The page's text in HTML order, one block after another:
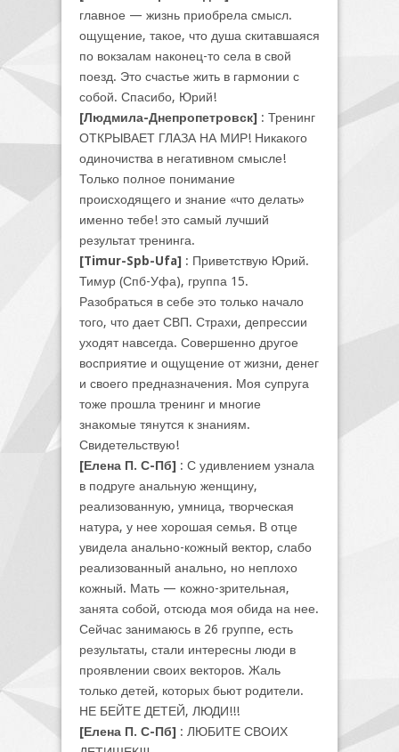
главное — жизнь приобрела смысл.
ощущение, такое, что душа скитавшаяся
по вокзалам наконец-то села в свой
поезд. Это счастье жить в гармонии с
собой. Спасибо, Юрий!
[Людмила-Днепропетровск] : Тренинг
ОТКРЫВАЕТ ГЛАЗА НА МИР! Никакого
одиночиства в негативном смысле!
Только полное понимание
происходящего и знание «что делать»
именно тебе! это самый лучший
результат тренинга.
[Timur-Spb-Ufa] : Приветствую Юрий.
Тимур (Спб-Уфа), группа 15.
Разобраться в себе это только начало
того, что дает СВП. Страхи, депрессии
уходят навсегда. Совершенно другое
восприятие и ощущение от жизни, денег
и своего предназначения. Моя супруга
тоже прошла тренинг и многие
знакомые тянутся к знаниям.
Свидетельствую!
[Елена П. С-Пб] : С удивлением узнала
в подруге анальную женщину,
реализованную, умница, творческая
натура, у нее хорошая семья. В отце
увидела анально-кожный вектор, слабо
реализованный анально, но неплохо
кожный. Мать — кожно-зрительная,
занята собой, отсюда моя обида на нее.
Сейчас занимаюсь в 26 группе, есть
результаты, стали интересны люди в
проявлении своих векторов. Жаль
только детей, которых бьют родители.
НЕ БЕЙТЕ ДЕТЕЙ, ЛЮДИ!!!
[Елена П. С-Пб] : ЛЮБИТЕ СВОИХ